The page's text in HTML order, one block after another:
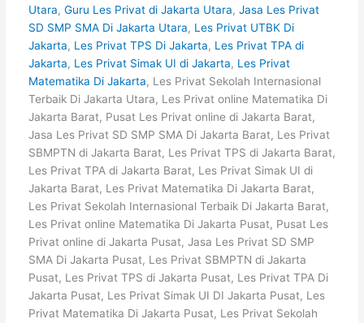
Utara, Guru Les Privat di Jakarta Utara, Jasa Les Privat
SD SMP SMA Di Jakarta Utara, Les Privat UTBK Di
Jakarta, Les Privat TPS Di Jakarta, Les Privat TPA di
Jakarta, Les Privat Simak UI di Jakarta, Les Privat
Matematika Di Jakarta, Les Privat Sekolah Internasional
Terbaik Di Jakarta Utara, Les Privat online Matematika Di
Jakarta Barat, Pusat Les Privat online di Jakarta Barat,
Jasa Les Privat SD SMP SMA Di Jakarta Barat, Les Privat
SBMPTN di Jakarta Barat, Les Privat TPS di Jakarta Barat,
Les Privat TPA di Jakarta Barat, Les Privat Simak UI di
Jakarta Barat, Les Privat Matematika Di Jakarta Barat,
Les Privat Sekolah Internasional Terbaik Di Jakarta Barat,
Les Privat online Matematika Di Jakarta Pusat, Pusat Les
Privat online di Jakarta Pusat, Jasa Les Privat SD SMP
SMA Di Jakarta Pusat, Les Privat SBMPTN di Jakarta
Pusat, Les Privat TPS di Jakarta Pusat, Les Privat TPA Di
Jakarta Pusat, Les Privat Simak UI DI Jakarta Pusat, Les
Privat Matematika Di Jakarta Pusat, Les Privat Sekolah